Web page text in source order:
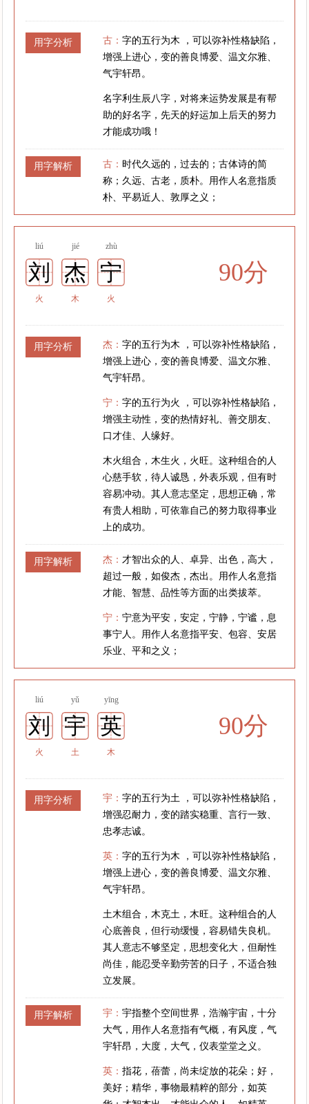
用字分析 古：字的五行为木 ，可以弥补性格缺陷，
增强上进心，变的善良博爱、温文尔雅、
气宇轩昂。
名字利生辰八字，对将来运势发展是有帮
助的好名字，先天的好运加上后天的努力
才能成功哦！
用字解析 古： 时代久远的，过去的；古体诗的简
称；久远、古老，质朴。用作人名意指质
朴、平易近人、敦厚之义；
liú jié zhù
刘 杰 宁
火 木 火
90分
用字分析 杰：字的五行为木 ，可以弥补性格缺陷，
增强上进心，变的善良博爱、温文尔雅、
气宇轩昂。
宁：字的五行为火 ，可以弥补性格缺陷，
增强主动性，变的热情好礼、善交朋友、
口才佳、人缘好。
木火组合，木生火，火旺。这种组合的人
心慈手软，待人诚恳，外表乐观，但有时
容易冲动。其人意志坚定，思想正确，常
有贵人相助，可依靠自己的努力取得事业
上的成功。
用字解析 杰：才智出众的人、卓异、出色，高大，
超过一般，如俊杰，杰出。用作人名意指
才能、智慧、品性等方面的出类拔萃。
宁：宁意为平安，安定，宁静，宁谧，息
事宁人。用作人名意指平安、包容、安居
乐业、平和之义；
liú yǔ yīng
刘 宇 英
火 土 木
90分
用字分析 宇：字的五行为土 ，可以弥补性格缺陷，
增强忍耐力，变的踏实稳重、言行一致、
忠孝志诚。
英：字的五行为木 ，可以弥补性格缺陷，
增强上进心，变的善良博爱、温文尔雅、
气宇轩昂。
土木组合，木克土，木旺。这种组合的人
心底善良，但行动缓慢，容易错失良机。
其人意志不够坚定，思想变化大，但耐性
尚佳，能忍受辛勤劳苦的日子，不适合独
立发展。
用字解析 宇：宇指整个空间世界，浩瀚宇宙，十分
大气，用作人名意指有气概，有风度，气
宇轩昂，大度，大气，仪表堂堂之义。
英：指花，蓓蕾，尚未绽放的花朵；好，
美好；精华，事物最精粹的部分，如英